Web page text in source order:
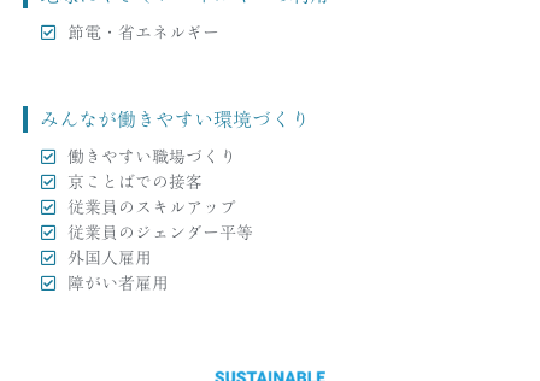
節電・省エネルギー
みんなが働きやすい環境づくり
働きやすい職場づくり
京ことばでの接客
従業員のスキルアップ
従業員のジェンダー平等
外国人雇用
障がい者雇用